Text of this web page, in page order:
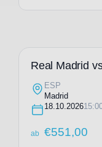
Real Madrid
ESP
Madrid
18.10.2026
ab €551,00